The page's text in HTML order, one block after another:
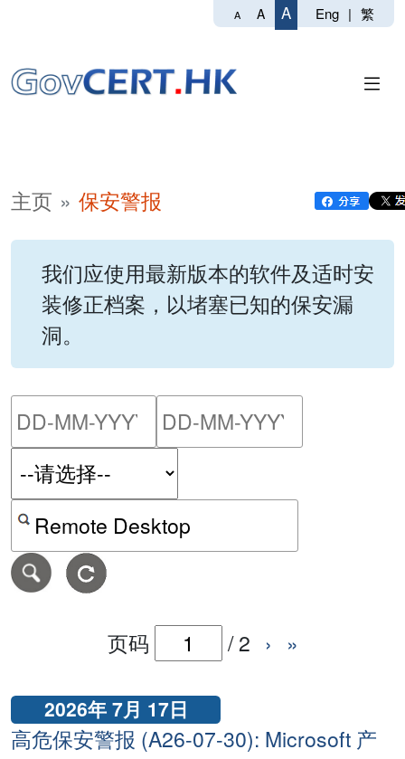
A A A Eng | 繁
主页 保安警报
我们应使用最新版本的软件及适时安
装修正档案，以堵塞已知的保安漏
洞。
请输入搜索日期范围的开
按关键字或 CVE ID 搜寻保安警报
页码 /2 › »
2026年 7月 17日
高危保安警报 (A26-07-30): Microsoft 产